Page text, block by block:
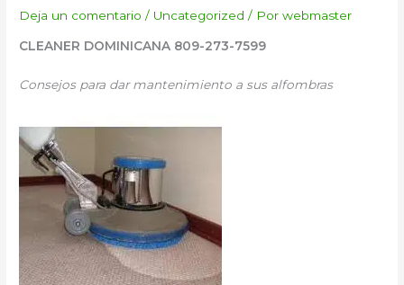
Deja un comentario / Uncategorized / Porwebmaster
CLEANER DOMINICANA 809-273-7599
Consejos para dar mantenimiento a sus alfombras